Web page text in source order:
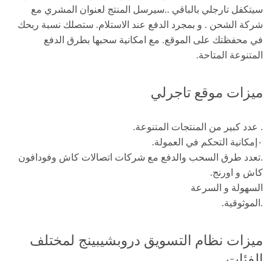
سيتكفل تارجلي بالباقي ..سيرسل المنتج لعنوان المشري مع
شركة الشحن . و بمجرد الدفع عند الاستلام. ستصلك نسبة ربحك
في محفظتك على الموقع. مع امكانية سحبها بطرق الدفع
المتنوعة المتاحة.
ميزات موقع تاجرلي
. عدد كبير من المنتجات المتنوعة.
٠إمكانية التحكم في العمولة.
.تعدد طرق السحب والدفع مع شركات اتصالات كاش وفودافون
كاش و اورنج.
السهولة و السرعة
.الموثوقية.
ميزات نظام التسويق دروبشيبينج لمختلف